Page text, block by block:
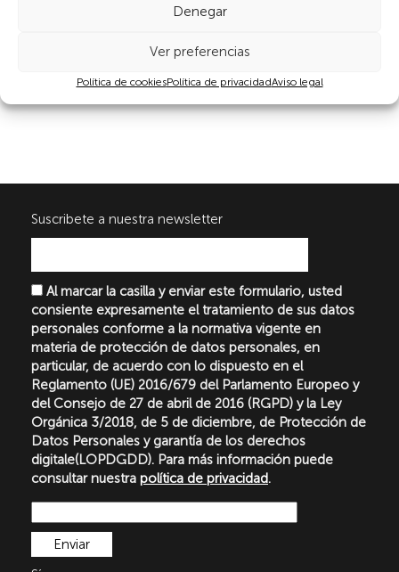
Denegar
Ver preferencias
Política de cookiesPolítica de privacidadAviso legal
Suscribete a nuestra newsletter
Al marcar la casilla y enviar este formulario, usted
consiente expresamente el tratamiento de sus datos
personales conforme a la normativa vigente en
materia de protección de datos personales, en
particular, de acuerdo con lo dispuesto en el
Reglamento (UE) 2016/679 del Parlamento Europeo y
del Consejo de 27 de abril de 2016 (RGPD) y la Ley
Orgánica 3/2018, de 5 de diciembre, de Protección de
Datos Personales y garantía de los derechos
digitale(LOPDGDD). Para más información puede
consultar nuestra política de privacidad.